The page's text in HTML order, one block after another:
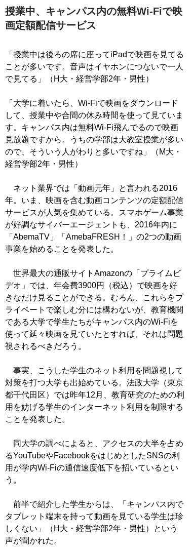
授業中、キャンパス内の無料Wi-Fiで映
画定額配信サービス
「授業中は後ろの席に座ってiPadで映画を見てる
ことが多いです。音声はイヤホンにつないで一人
で見てる」（H大・経営学部2年・男性）
「大学に着いたら、Wi-Fiで映画をダウンロード
して、授業中や合間の休み時間を使って見ていま
す。キャンパス内は無料Wi-Fi飛んでるので映画
見放題ですから。うちの学部は大教室授業が多い
ので、そういう人がわりと多いですね」（M大・
経営学部2年・男性）
ネット業界では「動画元年」と言われる2016
年。いま、映画を含む動画コンテンツの定額配信
サービスが人気を集めている。スマホゲーム事業
が好調なサイバーエージェントも、2016年内に
「AbemaTV」「AmebaFRESH！」の2つの動画
事業を始めることを発表した。
世界最大の通販サイトAmazonの「プライムビ
デオ」では、年会費3900円（税込）で映画を好
きなだけ見ることができる。むろん、これらをプ
ライベートで楽しむ分には構わないが、教育機関
である大学で学生たちがキャンパス内のWi-Fiを
使って延々映画を見ていたとすれば、それは問題
視されるべきだろう。
事実、こうした学生のネット利用を問題視して
対策を打つ大学も出始めている。法政大学（東京
都千代田区）では昨年12月、教育研究のための利
用を妨げる学生のインターネット利用を制限する
ことを発表した。
同大学の調べによると、アクセスの大半を占め
るYouTubeやFacebookをはじめとしたSNSの利
用が学内Wi-Fiの通信速度低下を招いているとい
う。
前半で紹介した学生からは、「キャンパス内で
タブレット端末を持って動画を見ている学生は珍
しくない」（H大・経営学部2年・男性）という
声が聞かれた。